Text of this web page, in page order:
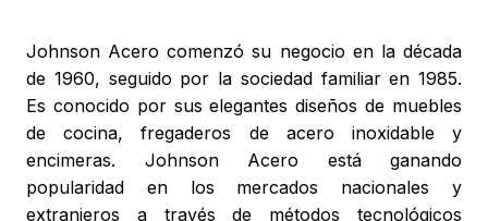
Johnson Acero comenzó su negocio en la década
de 1960, seguido por la sociedad familiar en 1985.
Es conocido por sus elegantes diseños de muebles
de cocina, fregaderos de acero inoxidable y
encimeras. Johnson Acero está ganando
popularidad en los mercados nacionales y
extranjeros a través de métodos tecnológicos